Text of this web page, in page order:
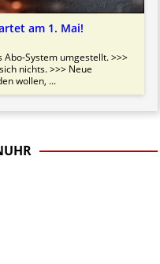
am 1. Mai!
System umgestellt. >>>
nichts. >>> Neue
wollen, ...